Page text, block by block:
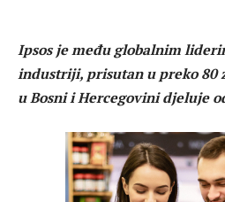
Ipsos je među globalnim
industriji, prisutan u preko 80
u Bosni i Hercegovini djeluje